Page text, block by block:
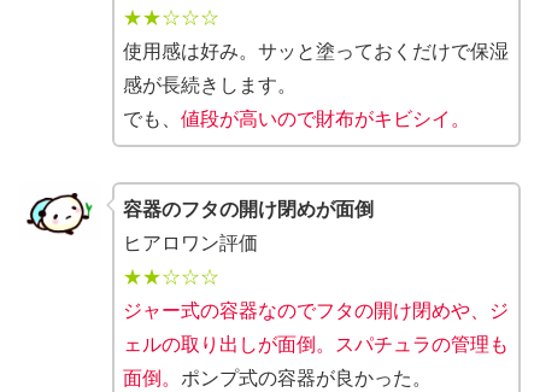
★★☆☆☆
使用感は好み。サッと塗っておくだけで保湿
感が長続きします。
でも、 値段が高いので財布がキビシイ。
容器のフタの開け閉めが面倒
ヒアロワン評価
★★☆☆☆
ジャー式の容器なのでフタの開け閉めや、ジ
ェルの取り出しが面倒。スパチュラの管理も
面倒。 ポンプ式の容器が良かった。